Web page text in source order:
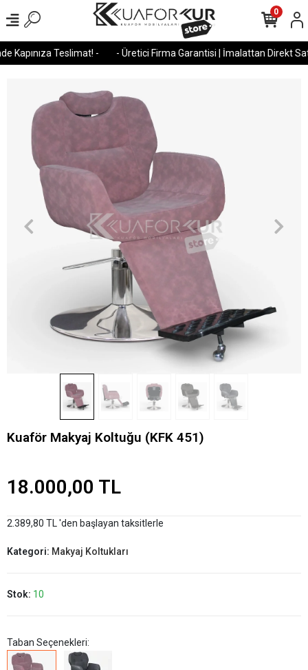
Kapınıza Teslimat! - - Üretici Firma Garantisi | İmalattan Direkt
0
Kuaför Makyaj Koltuğu (KFK 451)
18.000,00 TL
2.389,80 TL 'den başlayan taksitlerle
Kategori: Makyaj Koltukları
Stok: 10
Taban Seçenekleri: